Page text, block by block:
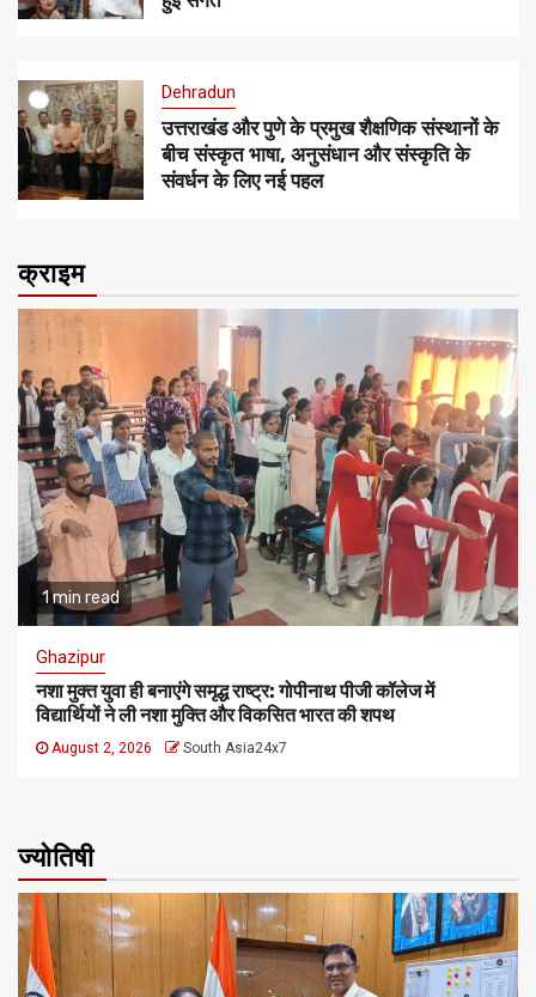
Dehradun
उत्तराखंड और पुणे के प्रमुख शैक्षणिक संस्थानों के
बीच संस्कृत भाषा, अनुसंधान और संस्कृति के
संवर्धन के लिए नई पहल
क्राइम
1 min read
Dehradun
उत्तराखंड में बिजली का संकट: तकनीकी खराबी और नदियों में सिल्ट आने
से 560 मेगावाट उत्पादन ठप, यूपीसीएल ने मांगी उपभोक्ताओं से सहयोग
की अपील
ज्योतिषी